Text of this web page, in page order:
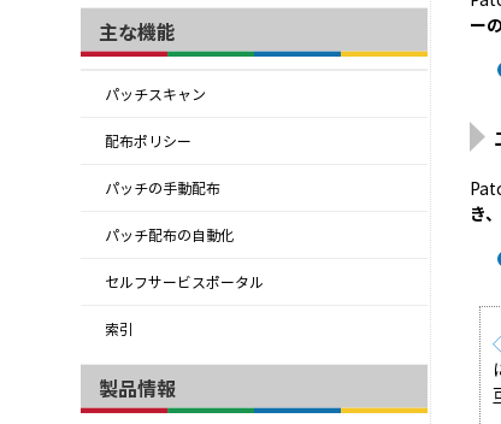
主な機能
パッチスキャン
配布ポリシー
パッチの手動配布
パッチ配布の自動化
セルフサービスポータル
索引
製品情報
ー
き